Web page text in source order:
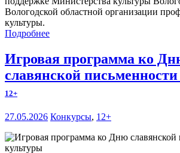
Вологодской областной организации
культуры.
Подробнее
Игровая программа ко
славянской
12+
27.05.2026 Конкурсы, 12+